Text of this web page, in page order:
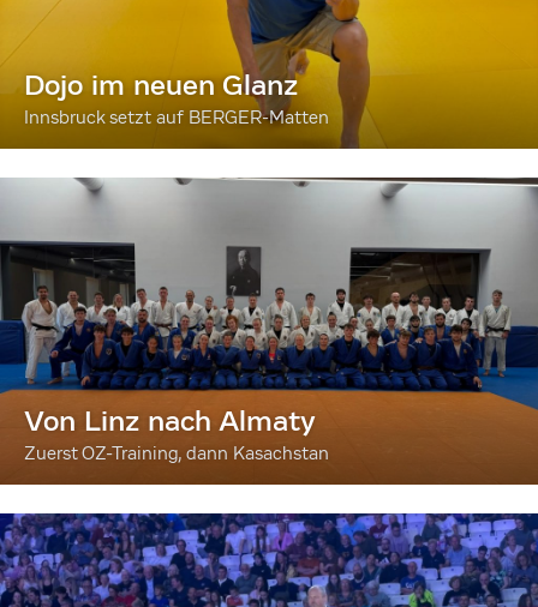
Dojo im neuen Glanz
Innsbruck setzt auf BERGER-Matten
Von Linz nach Almaty
Zuerst OZ-Training, dann Kasachstan